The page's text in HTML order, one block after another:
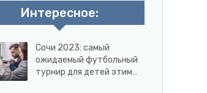
Интересное:
Сочи 2023: самый
ожидаемый футбольный
турнир для детей этим…